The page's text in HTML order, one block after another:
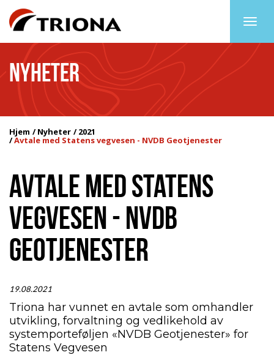
NYHETER
Hjem Nyheter 2021
Avtale med Statens vegvesen - NVDB Geotjenester
AVTALE MED STATENS
VEGVESEN - NVDB
GEOTJENESTER
19.08.2021
Triona har vunnet en avtale som omhandler
utvikling, forvaltning og vedlikehold av
systemporteføljen «NVDB Geotjenester» for
Statens Vegvesen